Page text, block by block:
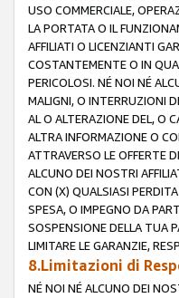
USO COMMERCIALE,
LA PORTATA O IL
AFFILIATI O LICENZIANTI
COSTANTEMENTE O IN
PERICOLOSI. NÉ NOI NÉ
MALIGNI, O INTERRUZIONI
AL O ALTERAZIONE DEL, O
ALTRA INFORMAZIONE O
ATTRAVERSO LE OFFERTE
ALCUNO DEI NOSTRI
CON (X) QUALSIASI
SPESA, O IMPEGNO DA
SOSPENSIONE DELLA TUA
LIMITARE LE GARANZIE,
8.Limitazioni di
NÉ NOI NÉ ALCUNO DEI